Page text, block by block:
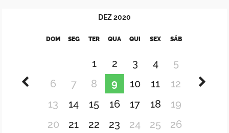
DEZ2020
DOM SEG TER QUA QUI SEX SÁB
1 2 3 4
5
6
7 8 9 10 11
12
13
14 15 16 17 18
19
20
21 22 23 24 25
26